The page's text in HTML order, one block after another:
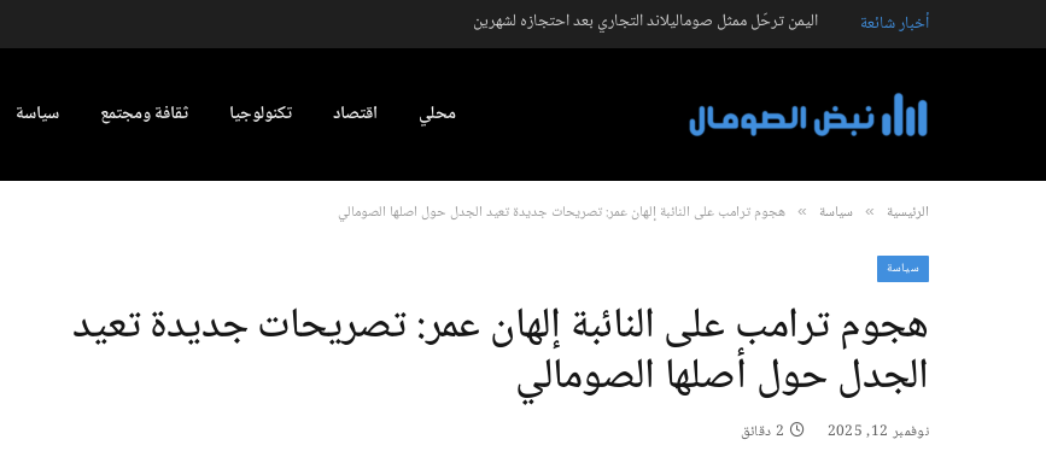
أخبار شائعة اليمن ترحّل ممثل صوماليلاند التجاري بعد احتجازه لشهرين
محلي اقتصاد تكنولوجيا ثقافة ومجتمع سياسة
الرئيسية » سياسة » هجوم ترامب على النائبة إلهان عمر: تصريحات جديدة تعيد الجدل حول أصلها الصومالي
سياسة
هجوم ترامب على النائبة إلهان عمر: تصريحات جديدة تعيد
الجدل حول أصلها الصومالي
نوفمبر 12, 2025 2 دقائق